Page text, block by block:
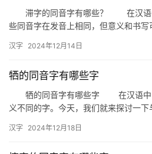
滞字的同音字有哪些？ 在汉语中
些同音字在发音上相同，但意义和书
汉字 2024年12月14日
牺的同音字有哪些字
牺的同音字有哪些字 在汉语中，
义不同的字。今天，我们就来探讨一下
汉字 2024年12月18日